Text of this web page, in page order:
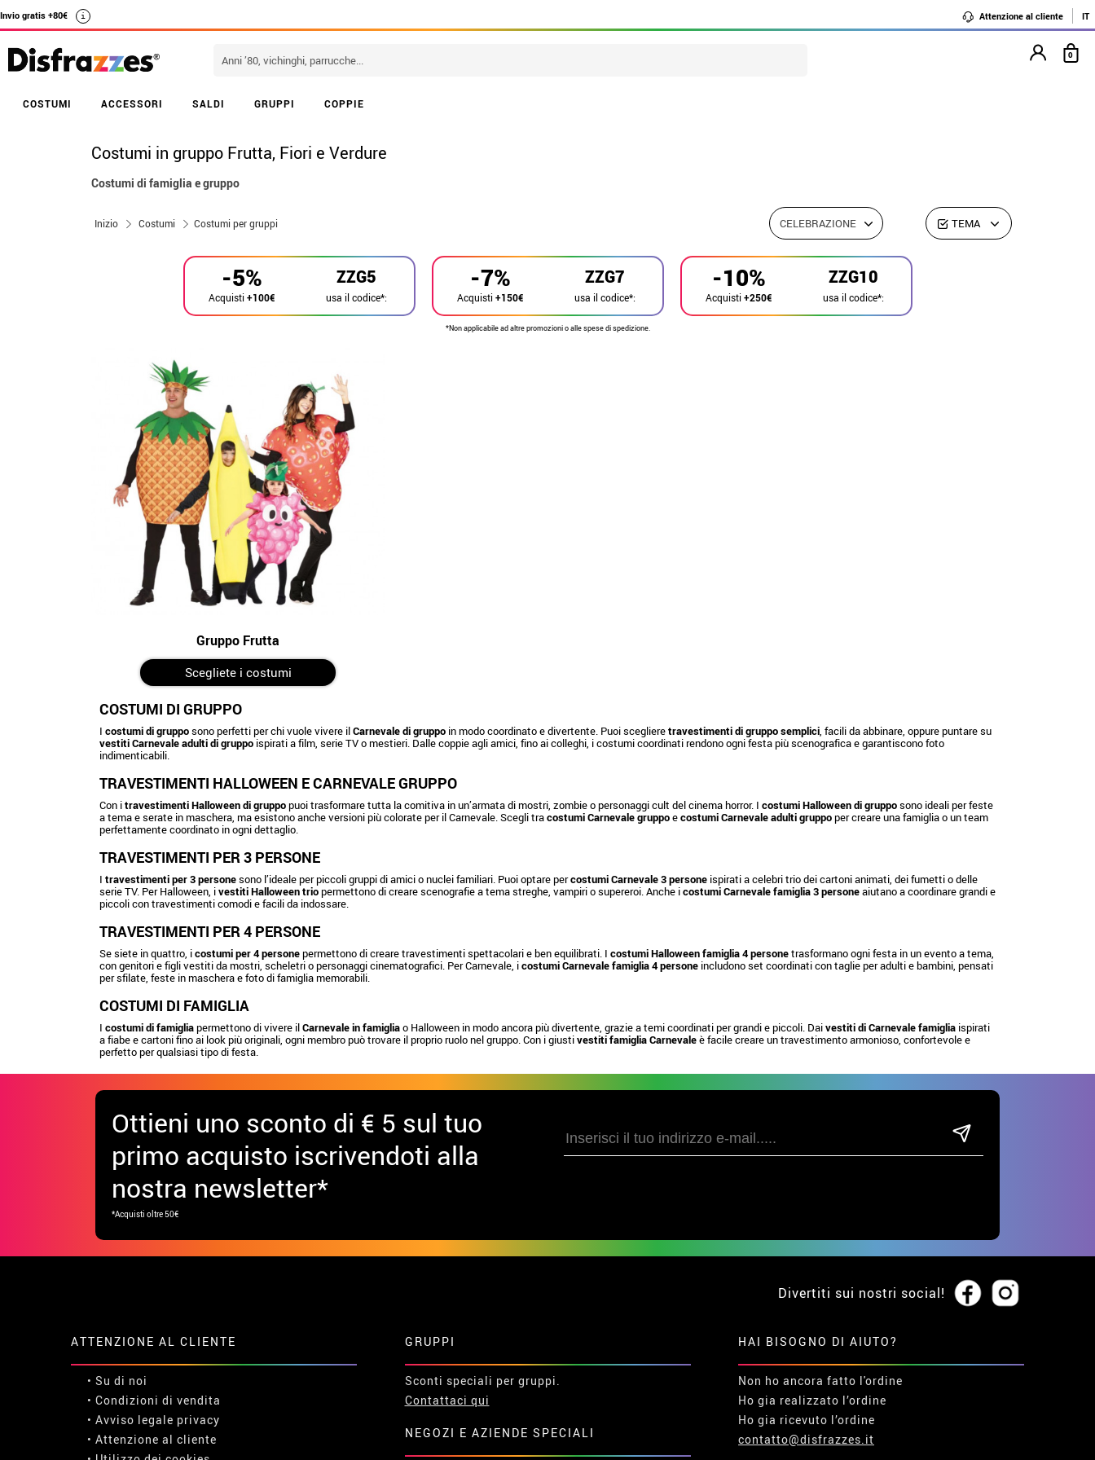
Invio gratis +80€ i Attenzione al cliente IT
COSTUMI ACCESSORI SALDI GRUPPI COPPIE
0
Costumi in gruppo Frutta, Fiori e Verdure
Costumi di famiglia e gruppo
Inizio Costumi Costumi per gruppi CELEBRAZIONE TEMA
-5%
Acquisti+100€
ZZG5
usa il codice*:
-7%
Acquisti+150€
ZZG7
usa il codice*:
-10%
Acquisti+250€
ZZG10
usa il codice*:
*Non applicabile ad altre promozioni o alle spese di spedizione.
Gruppo Frutta
Scegliete i costumi
COSTUMI DI GRUPPO
I costumi di grupposono perfetti per chi vuole vivere ilCarnevale di gruppo in modo coordinato e divertente. Puoi sceglieretravestimenti di gruppo semplici , facili da abbinare, oppure puntare su
vestiti Carnevale adulti di gruppo ispirati a film, serie TV o mestieri. Dalle coppie agli amici, fino ai colleghi, i costumi coordinati rendono ogni festa più scenografica e garantiscono foto
indimenticabili.
TRAVESTIMENTI HALLOWEEN E CARNEVALE GRUPPO
Con itravestimenti Halloween di gruppopuoi trasformare tutta la comitiva in un’armata di mostri, zombie o personaggi cult del cinema horror. I costumi Halloween di grupposono ideali per feste
a tema e serate in maschera, ma esistono anche versioni più colorate per il Carnevale. Scegli tracostumi Carnevale gruppoecostumi Carnevale adulti gruppoper creare una famiglia o un team
perfettamente coordinato in ogni dettaglio.
TRAVESTIMENTI PER 3 PERSONE
I travestimenti per 3 personesono l’ideale per piccoli gruppi di amici o nuclei familiari. Puoi optare percostumi Carnevale 3 persone ispirati a celebri trio dei cartoni animati, dei fumetti o delle
serie TV. Per Halloween, ivestiti Halloween triopermettono di creare scenografie a tema streghe, vampiri o supereroi. Anche icostumi Carnevale famiglia 3 personeaiutano a coordinare grandi e
piccoli con travestimenti comodi e facili da indossare.
TRAVESTIMENTI PER 4 PERSONE
Se siete in quattro, icostumi per 4 personepermettono di creare travestimenti spettacolari e ben equilibrati. I costumi Halloween famiglia 4 personetrasformano ogni festa in un evento a tema,
con genitori e figli vestiti da mostri, scheletri o personaggi cinematografici. Per Carnevale, icostumi Carnevale famiglia 4 persone includono set coordinati con taglie per adulti e bambini, pensati
per sfilate, feste in maschera e foto di famiglia memorabili.
COSTUMI DI FAMIGLIA
I costumi di famigliapermettono di vivere ilCarnevale in famigliao Halloween in modo ancora più divertente, grazie a temi coordinati per grandi e piccoli. Daivestiti di Carnevale famiglia ispirati
a fiabe e cartoni fino ai look più originali, ogni membro può trovare il proprio ruolo nel gruppo. Con i giustivestiti famiglia Carnevaleè facile creare un travestimento armonioso, confortevole e
perfetto per qualsiasi tipo di festa.
Ottieni uno sconto di € 5 sul tuo
primo acquisto iscrivendoti alla
nostra newsletter*
*Acquisti oltre 50€
Divertiti sui nostri social!
ATTENZIONE AL CLIENTE
• Su di noi
• Condizioni di vendita
• Avviso legale privacy
• Attenzione al cliente
GRUPPI
Sconti speciali per gruppi.
Contattaci qui
NEGOZI E AZIENDE SPECIALI
HAI BISOGNO DI AIUTO?
Non ho ancora fatto l'ordine
Ho gia realizzato l’ordine
Ho gia ricevuto l’ordine
contatto@disfrazzes.it